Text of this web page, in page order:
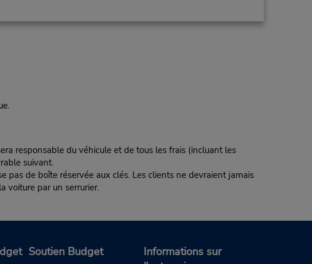
responsable du véhicule et de tous les frais (incluant les
suivant.
pas de boîte réservée aux clés. Les clients ne devraient jamais
voiture par un serrurier.
Soutien Budget
Informations sur